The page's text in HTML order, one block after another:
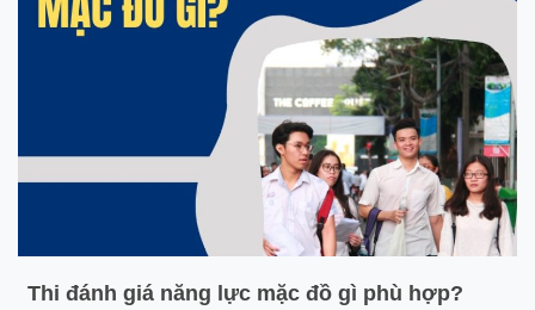
Thi đánh giá năng lực mặc đồ gì phù hợp?